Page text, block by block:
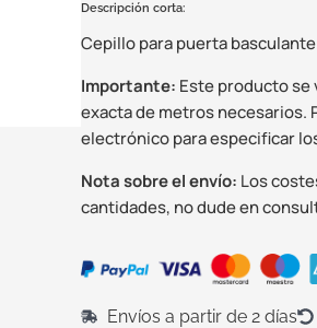
Descripción corta:
Cepillo para puerta
Importante: Este producto se
exacta de metros
electrónico para especificar
Nota sobre el envío: Los
cantidades, no dude en
Envíos a partir de 2 días